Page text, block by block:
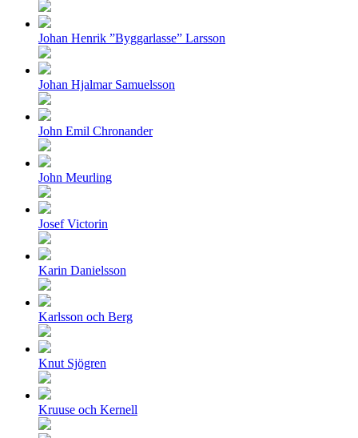
Johan Henrik ”Byggarlasse” Larsson
Johan Hjalmar Samuelsson
John Emil Chronander
John Meurling
Josef Victorin
Karin Danielsson
Karlsson och Berg
Knut Sjögren
Kruuse och Kernell